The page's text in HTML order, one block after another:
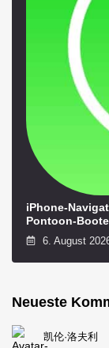
iPhone-
Pontoon-
6. August
Neueste
凯伦·洛夫利